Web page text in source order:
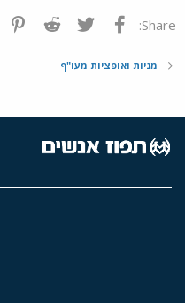
Share: פייסבוק Twitter
Reddit
מניות ואופציות מעו"ף